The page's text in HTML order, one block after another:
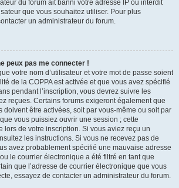
du forum ait banni votre adresse IP ou interdit
que vous souhaitez utiliser. Pour plus
un administrateur du forum.
peux pas me connecter !
votre nom d’utilisateur et votre mot de passe soient
de la COPPA est activée et que vous avez spécifié
pendant l’inscription, vous devrez suivre les
reçues. Certains forums exigeront également que
doivent être activées, soit par vous-même ou soit par
vous puissiez ouvrir une session ; cette
lors de votre inscription. Si vous aviez reçu un
les instructions. Si vous ne recevez pas de
avez probablement spécifié une mauvaise adresse
le courrier électronique a été filtré en tant que
que l’adresse de courrier électronique que vous
essayez de contacter un administrateur du forum.